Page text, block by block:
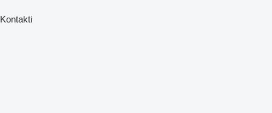
Kontakti